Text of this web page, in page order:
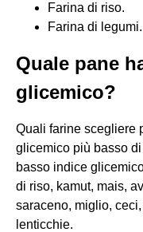
Farina di riso.
Farina di legumi.
Quale pane
glicemico?
Quali farine scegliere
glicemico più basso
basso indice
di riso, kamut, mais,
saraceno, miglio,
lenticchie.